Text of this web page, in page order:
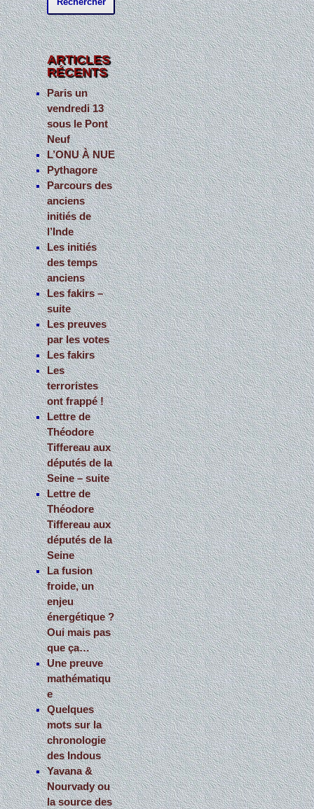
c
h
e
r
c
h
e
r
:
ARTICLES
RÉCENTS
Paris un
vendredi 13
sous le Pont
Neuf
L’ONU À NUE
Pythagore
Parcours des
anciens
initiés de
l’Inde
Les initiés
des temps
anciens
Les fakirs –
suite
Les preuves
par les votes
Les fakirs
Les
terroristes
ont frappé !
Lettre de
Théodore
Tiffereau aux
députés de la
Seine – suite
Lettre de
Théodore
Tiffereau aux
députés de la
Seine
La fusion
froide, un
enjeu
énergétique ?
Oui mais pas
que ça…
Une preuve
mathématiqu
e
Quelques
mots sur la
chronologie
des Indous
Yavana &
Nourvady ou
la source des